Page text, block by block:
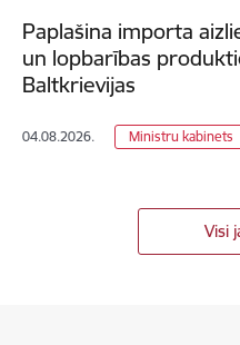
Paplašina importa
un lopbarības
Baltkrievijas
04.08.2026. Ministru kabinets
Visi